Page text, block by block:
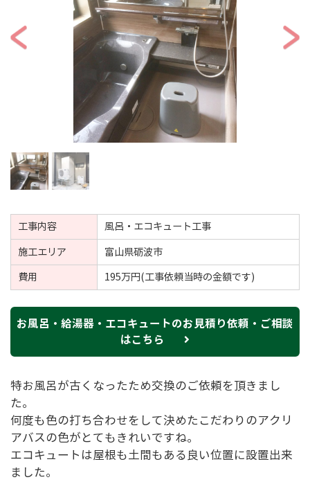
工事内容 風呂・エコキュート工事
施工エリア 富山県砺波市
費用 195万円(工事依頼当時の金額です)
お風呂・給湯器・エコキュートのお見積り依頼・ご相談
はこちら
特お風呂が古くなったため交換のご依頼を頂きまし
た。
何度も色の打ち合わせをして決めたこだわりのアクリ
アバスの色がとてもきれいですね。
エコキュートは屋根も土間もある良い位置に設置出来
ました。